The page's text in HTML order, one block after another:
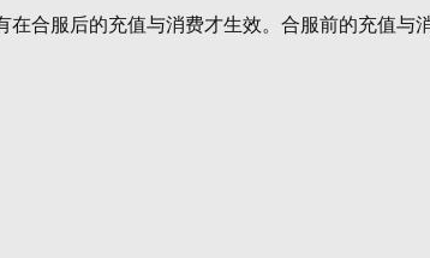
在合服后的充值与消费才生效。合服前的充值与